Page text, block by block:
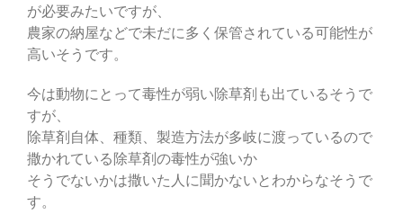
が必要みたいですが、
農家の納屋などで未だに多く保管されている可能性が
高いそうです。
今は動物にとって毒性が弱い除草剤も出ているそうで
すが、
除草剤自体、種類、製造方法が多岐に渡っているので
撒かれている除草剤の毒性が強いか
そうでないかは撒いた人に聞かないとわからなそうで
す。